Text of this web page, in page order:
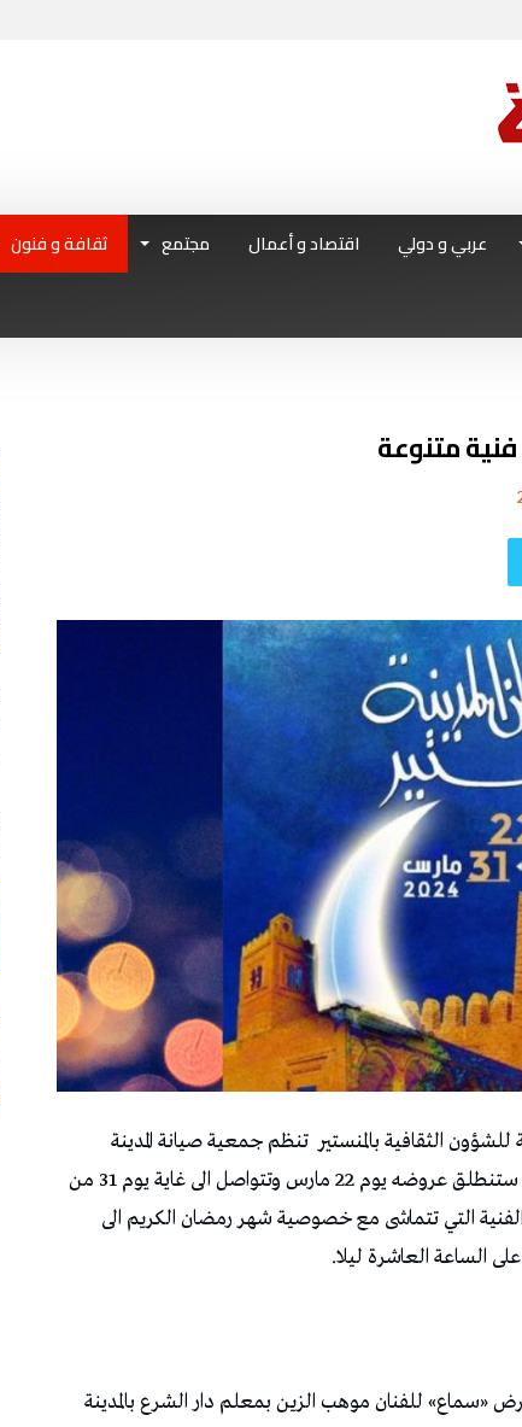
عربي و دولي اقتصاد و أعمال مجتمع ثقافة و فنون
متنوعة
الثقافية بالمنستير تنظم جمعية صيانة المدينة
بالمنستير دورة جديدة لمهرجان المدينة بالمنستير الذي ستنطلق عروضه يوم 22 مارس وتتواصل الى غاية يوم 31 من
التي تتماشى مع خصوصية شهر رمضان الكريم الى
العاشرة ليلا.
«سماع» للفنان موهب الزين بمعلم دار الشرع بالمدينة